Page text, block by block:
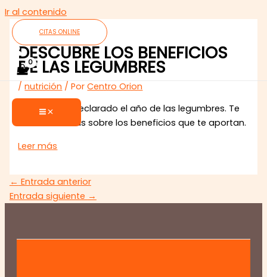
Ir al contenido
CITAS ONLINE
DESCUBRE LOS BENEFICIOS
DE LAS LEGUMBRES
/nutrición / PorCentro Orion
2016 ha sido declarado el año de las legumbres. Te
contamos más sobre los beneficios que te aportan.
Leer más
← Entrada anterior
Entrada siguiente →